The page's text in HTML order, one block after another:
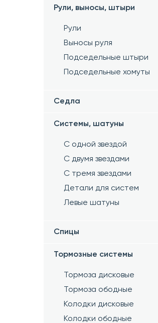
Рули, выносы, штыри
Рули
Выносы руля
Подседельные штыри
Подседельные хомуты
Седла
Системы, шатуны
С одной звездой
С двумя звездами
С тремя звездами
Детали для систем
Левые шатуны
Спицы
Тормозные системы
Тормоза дисковые
Тормоза ободные
Колодки дисковые
Колодки ободные